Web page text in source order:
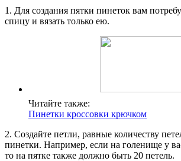
1. Для создания пятки пинеток вам
спицу и вязать только ею.
Читайте также:
Пинетки кроссовки крючком
2. Создайте петли, равные количеству
пинетки. Например, если на голенище у
то на пятке также должно быть 20 петель.